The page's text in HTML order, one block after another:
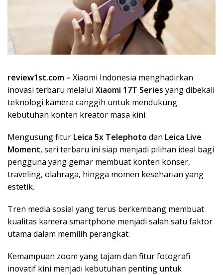
review1st.com – Xiaomi Indonesia menghadirkan
inovasi terbaru melalui Xiaomi 17T Series yang dibekali
teknologi kamera canggih untuk mendukung
kebutuhan konten kreator masa kini.
Mengusung fitur Leica 5x Telephoto dan Leica Live
Moment, seri terbaru ini siap menjadi pilihan ideal bagi
pengguna yang gemar membuat konten konser,
traveling, olahraga, hingga momen keseharian yang
estetik.
Tren media sosial yang terus berkembang membuat
kualitas kamera smartphone menjadi salah satu faktor
utama dalam memilih perangkat.
Kemampuan zoom yang tajam dan fitur fotografi
inovatif kini menjadi kebutuhan penting untuk